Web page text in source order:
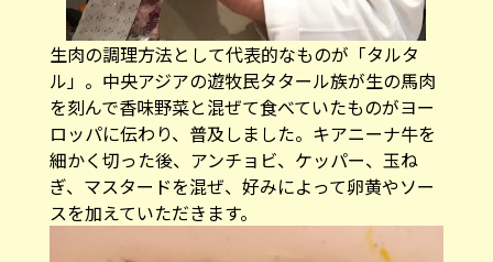
生肉の調理方法として代表的なものが「タルタ
ル」。中央アジアの遊牧民タタール族が生の馬肉
を刻んで香味野菜と混ぜて食べていたものがヨー
ロッパに伝わり、普及しました。キアニーナ牛を
細かく切った後、アンチョビ、ケッパー、玉ね
ぎ、マスタードを混ぜ、好みによって卵黄やソー
スを加えていただきます。